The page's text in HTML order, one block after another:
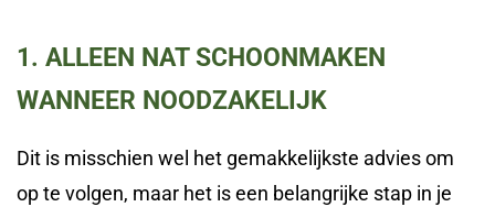
1. ALLEEN NAT SCHOONMAKEN
WANNEER NOODZAKELIJK
Dit is misschien wel het gemakkelijkste advies om
op te volgen, maar het is een belangrijke stap in je